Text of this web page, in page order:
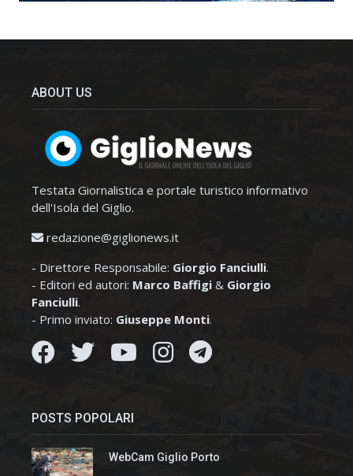
ABOUT US
Testata Giornalistica e portale turistico informativo
dell'Isola del Giglio.
redazione@giglionews.it
- Direttore Responsabile: Giorgio Fanciulli.
- Editori ed autori: Marco Baffigi & Giorgio
Fanciulli.
- Primo inviato: Giuseppe Monti.
POSTS POPOLARI
WebCam Giglio Porto